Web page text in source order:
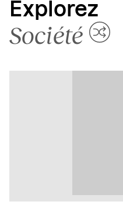
Explorez
Société